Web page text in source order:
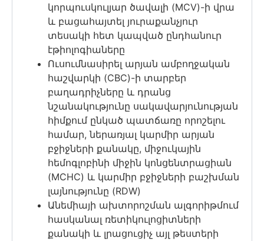
կորպուսկուլյար ծավալի (MCV)-ի վրա
և բացահայտել յուրաքանչյուր
տեսակի հետ կապված ընդհանուր
էթիոլոգիաները
Ուսումնասիրել արյան ամբողջական
հաշվարկի (CBC)-ի տարբեր
բաղադրիչները և դրանց
նշանակությունը սակավարյունության
հիմքում ընկած պատճառը որոշելու
համար, ներառյալ կարմիր արյան
բջիջների քանակը, միջուկային
հեմոգլոբինի միջին կոնցենտրացիան
(MCHC) և կարմիր բջիջների բաշխման
լայնությունը (RDW)
Անեմիայի ախտորոշման ալգորիթմում
հասկանալ ռետիկուլոցիտների
քանակի և լրացուցիչ այլ թեստերի